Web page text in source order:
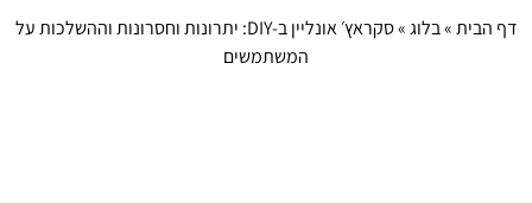
דף הבית»בלוג»
סקראץ׳ אונליין ב‑DIY: יתרונות וחסרונות וההשלכות על
המשתמשים